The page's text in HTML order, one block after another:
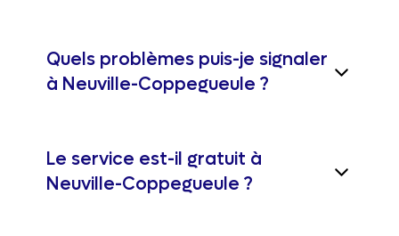
Quels problèmes puis-je signaler
à Neuville-Coppegueule ?
Le service est-il gratuit à
Neuville-Coppegueule ?